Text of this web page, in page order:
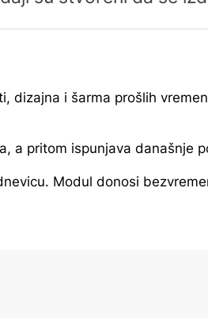
dizajna i šarma prošlih
a pritom ispunjava današnje
Modul donosi